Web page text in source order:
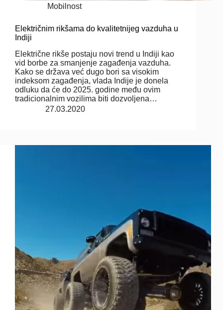
Mobilnost
Električnim rikšama do kvalitetnijeg vazduha u
Indiji
Električne rikše postaju novi trend u Indiji kao
vid borbe za smanjenje zagađenja vazduha.
Kako se država već dugo bori sa visokim
indeksom zagađenja, vlada Indije je donela
odluku da će do 2025. godine među ovim
tradicionalnim vozilima biti dozvoljena…
27.03.2020